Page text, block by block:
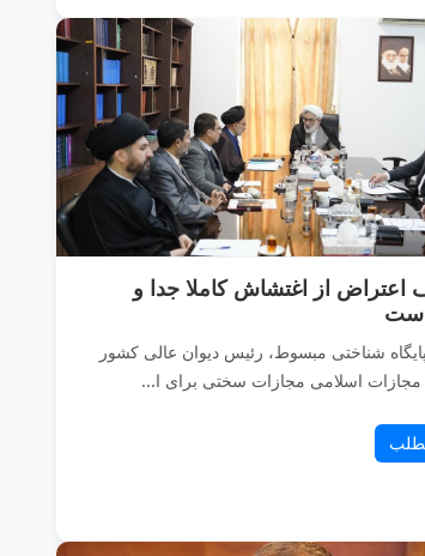
اعتراض از اغتشاش کاملا جدا و
شناختی مبسوط، رئیس دیوان عالی کشور
اسلامی مجازات سختی برای ا...